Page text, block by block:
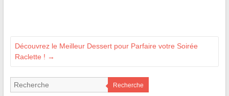
Découvrez le Meilleur Dessert pour Parfaire votre Soirée
Raclette ! →
Recherche